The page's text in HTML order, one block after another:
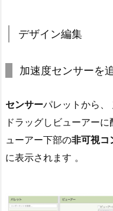
デザイン編集
加速度センサーを
センサーパレットから、
ドラッグしビューアー
ューアー下部の非可視コ
に表示されます 。